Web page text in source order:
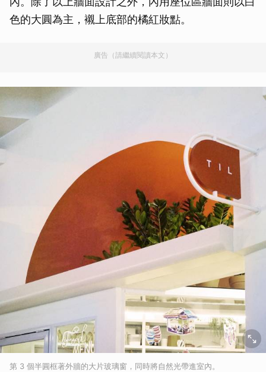
色的大圓為主，襯上底部的橘紅妝點。
廣告（請繼續閱讀本文）
第 3 個半圓框著外牆的大片玻璃窗，同時將自然光帶進室內。